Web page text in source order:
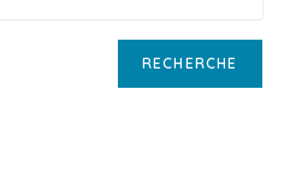
RECHERCHE